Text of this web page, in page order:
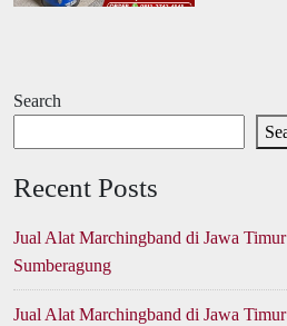
Search
Recent Posts
Jual Alat Marchingband di Jawa
Sumberagung
Jual Alat Marchingband di Jawa